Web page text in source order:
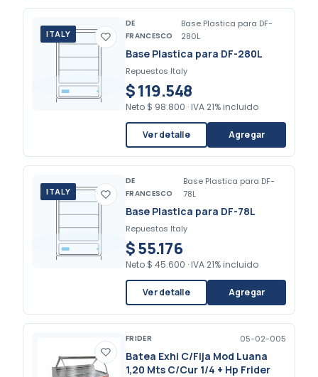
ITALY
DE
FRANCESCO
Base Plastica para DF-
280L
Base Plastica para DF-280L
Repuestos Italy
$ 119.548
Neto $ 98.800 · IVA 21% incluido
Ver detalle Agregar
ITALY
DE
FRANCESCO
Base Plastica para DF-
78L
Base Plastica para DF-78L
Repuestos Italy
$ 55.176
Neto $ 45.600 · IVA 21% incluido
Ver detalle Agregar
FRIDER 05-02-005
Batea Exhi C/Fija Mod Luana
1,20 Mts C/Cur 1/4 + Hp Frider